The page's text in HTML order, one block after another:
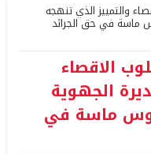
والتمييز الذي تنهجه
ماسة في حق الجرائد
الاقصاء
الجهوية
ماسة في